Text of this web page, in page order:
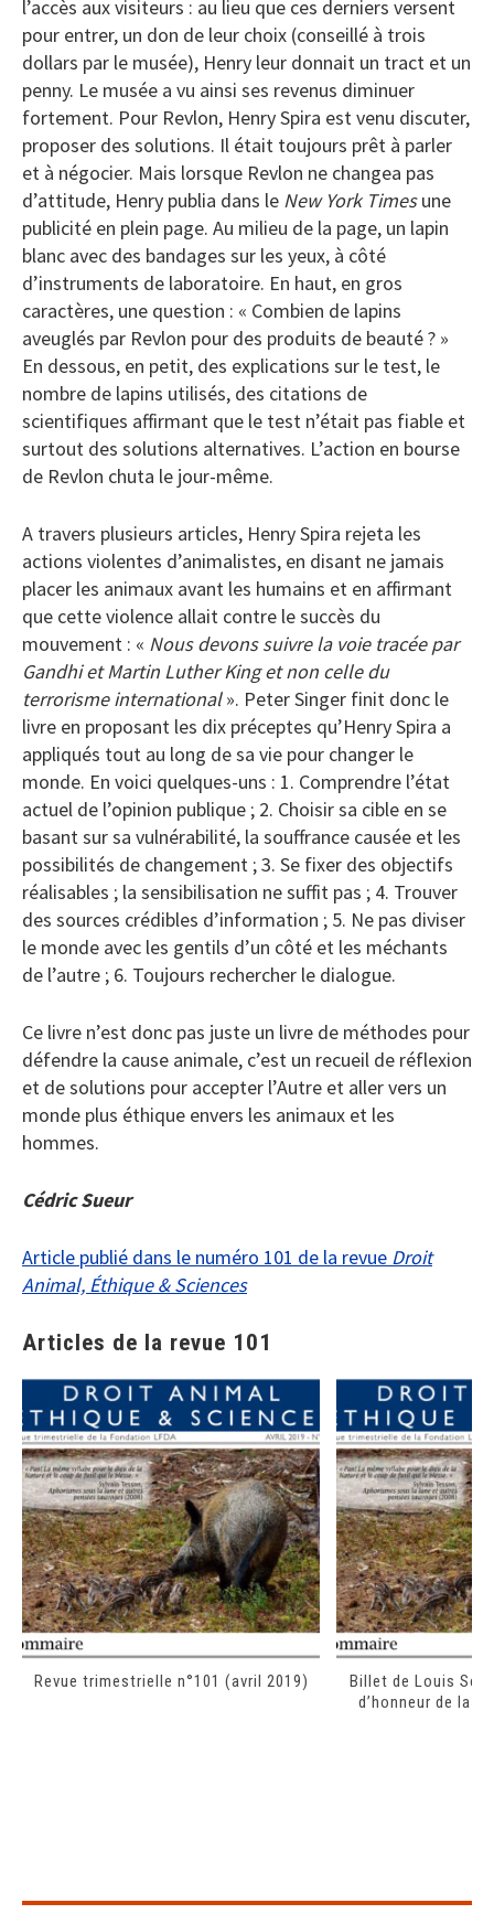
l’accès aux visiteurs : au lieu que ces derniers versent
pour entrer, un don de leur choix (conseillé à trois
dollars par le musée), Henry leur donnait un tract et un
penny. Le musée a vu ainsi ses revenus diminuer
fortement. Pour Revlon, Henry Spira est venu discuter,
proposer des solutions. Il était toujours prêt à parler
et à négocier. Mais lorsque Revlon ne changea pas
d’attitude, Henry publia dans le New York Timesune
publicité en plein page. Au milieu de la page, un lapin
blanc avec des bandages sur les yeux, à côté
d’instruments de laboratoire. En haut, en gros
caractères, une question : « Combien de lapins
aveuglés par Revlon pour des produits de beauté ? »
En dessous, en petit, des explications sur le test, le
nombre de lapins utilisés, des citations de
scientifiques affirmant que le test n’était pas fiable et
surtout des solutions alternatives. L’action en bourse
de Revlon chuta le jour-même.
A travers plusieurs articles, Henry Spira rejeta les
actions violentes d’animalistes, en disant ne jamais
placer les animaux avant les humains et en affirmant
que cette violence allait contre le succès du
mouvement : « Nous devons suivre la voie tracée par
Gandhi et Martin Luther King et non celle du
terrorisme international». Peter Singer finit donc le
livre en proposant les dix préceptes qu’Henry Spira a
appliqués tout au long de sa vie pour changer le
monde. En voici quelques-uns : 1. Comprendre l’état
actuel de l’opinion publique ; 2. Choisir sa cible en se
basant sur sa vulnérabilité, la souffrance causée et les
possibilités de changement ; 3. Se fixer des objectifs
réalisables ; la sensibilisation ne suffit pas ; 4. Trouver
des sources crédibles d’information ; 5. Ne pas diviser
le monde avec les gentils d’un côté et les méchants
de l’autre ; 6. Toujours rechercher le dialogue.
Ce livre n’est donc pas juste un livre de méthodes pour
défendre la cause animale, c’est un recueil de réflexion
et de solutions pour accepter l’Autre et aller vers un
monde plus éthique envers les animaux et les
hommes.
Cédric Sueur
Article publié dans le numéro 101 de la revue Droit
Animal, Éthique & Sciences
Articles de la revue 101
Revue trimestrielle n°101 (avril 2019)
Billet de Louis
d’honneur de la